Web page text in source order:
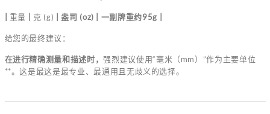
重量 克 (g) | 盎司 (oz) | 一副牌重约95g |
给您的最终建议：
在进行精确测量和描述时，强烈建议使用“毫米（mm）”作为主要单位
**。这是最这是最专业、最通用且无歧义的选择。